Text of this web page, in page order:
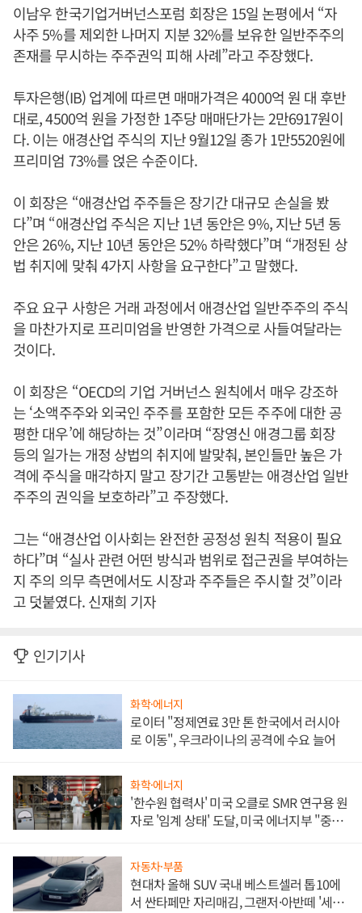
이남우 한국기업거버넌스포럼 회장은 15일 논평에서 “자
사주 5%를 제외한 나머지 지분 32%를 보유한 일반주주의
존재를 무시하는 주주권익 피해 사례”라고 주장했다.
투자은행(IB) 업계에 따르면 매매가격은 4000억 원 대 후반
대로, 4500억 원을 가정한 1주당 매매단가는 2만6917원이
다. 이는 애경산업 주식의 지난 9월12일 종가 1만5520원에
프리미엄 73%를 얹은 수준이다.
이 회장은 “애경산업 주주들은 장기간 대규모 손실을 봤
다”며 “애경산업 주식은 지난 1년 동안은 9%, 지난 5년 동
안은 26%, 지난 10년 동안은 52% 하락했다”며 “개정된 상
법 취지에 맞춰 4가지 사항을 요구한다”고 말했다.
주요 요구 사항은 거래 과정에서 애경산업 일반주주의 주식
을 마찬가지로 프리미엄을 반영한 가격으로 사들여달라는
것이다.
이 회장은 “OECD의 기업 거버넌스 원칙에서 매우 강조하
는 ‘소액주주와 외국인 주주를 포함한 모든 주주에 대한 공
평한 대우’에 해당하는 것”이라며 “장영신 애경그룹 회장
등의 일가는 개정 상법의 취지에 발맞춰, 본인들만 높은 가
격에 주식을 매각하지 말고 장기간 고통받는 애경산업 일반
주주의 권익을 보호하라”고 주장했다.
그는 “애경산업 이사회는 완전한 공정성 원칙 적용이 필요
하다”며 “실사 관련 어떤 방식과 범위로 접근권을 부여하는
지 주의 의무 측면에서도 시장과 주주들은 주시할 것”이라
고 덧붙였다. 신재희 기자
인기기사
화학·에너지
로이터 "정제연료 3만 톤 한국에서 러시아
로 이동", 우크라이나의 공격에 수요 늘어
화학·에너지
'한수원 협력사' 미국 오클로 SMR 연구용 원
자로 '임계 상태' 도달, 미국 에너지부 "중요
자동차·부품
현대차 올해 SUV 국내 베스트셀러 톱10에
서 싼타페만 자리매김, 그랜저·아반떼 '세단